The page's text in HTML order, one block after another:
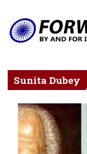
Sunita Dubey